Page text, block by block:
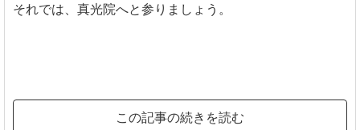
それでは、真光院へと参りましょう。
この記事の続きを読む